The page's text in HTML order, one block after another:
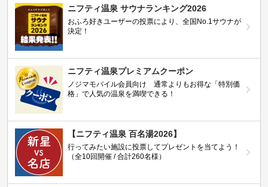
ニフティ温泉 サウナランキング2026
おふろ好きユーザーの投票により、全国No.1サウナが
決定！
ニフティ温泉プレミアムクーポン
ノジマモバイル会員向け 通常よりもお得な「特別価
格」で人気の温泉を満喫できる！
【ニフティ温泉 百名湯2026】
行ってみたい施設に投票してプレゼントを当てよう！
（全10回開催 / 合計260名様）